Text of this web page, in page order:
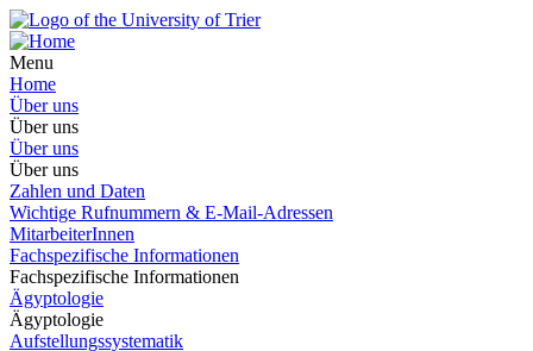
Menu
Home
Über uns
Über uns
Über uns
Über uns
Zahlen und Daten
Wichtige Rufnummern & E-Mail-Adressen
MitarbeiterInnen
Fachspezifische Informationen
Fachspezifische Informationen
Ägyptologie
Ägyptologie
Aufstellungssystematik